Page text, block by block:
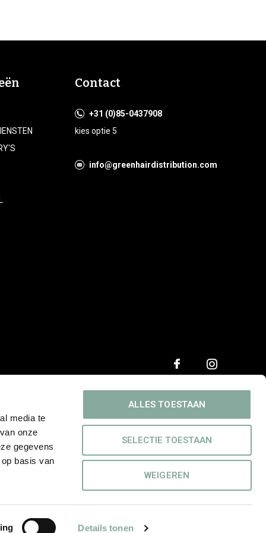
media te
onze
gegevens
basis van
Details tonen
ALLES TOESTAAN
SELECTIE TOESTAAN
WEIGEREN
Contact
+31 (0)85-0437908
kies optie 5
info@greenhairdistribution.com